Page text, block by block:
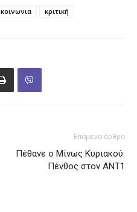
κοινωνια κριτική
Επόμενο άρθρο
Πέθανε ο Μίνως Κυριακού.
Πένθος στον ΑΝΤ1